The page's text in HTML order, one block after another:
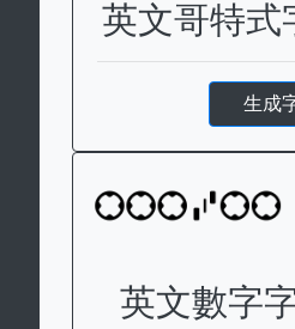
英文哥特式
生成
英文數字